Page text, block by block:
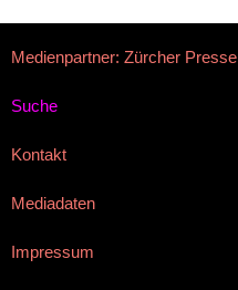
Medienpartner: Zürcher Presse
Suche
Kontakt
Mediadaten
Impressum